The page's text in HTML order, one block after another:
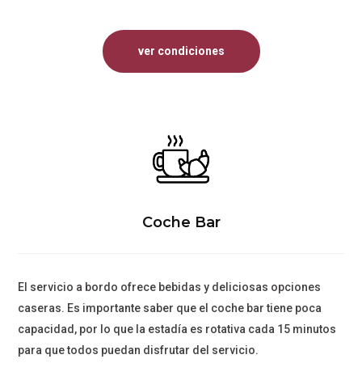
ver condiciones
Coche Bar
El servicio a bordo ofrece bebidas y deliciosas opciones
caseras. Es importante saber que el coche bar tiene poca
capacidad, por lo que la estadía es rotativa cada 15 minutos
para que todos puedan disfrutar del servicio.